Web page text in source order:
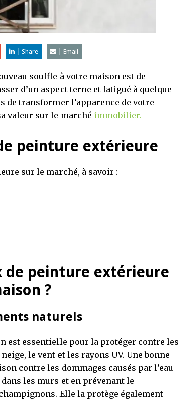
Share Email
souffle à votre maison est de
d’un aspect terne et fatigué à quelque
de transformer l’apparence de votre
valeur sur le marché immobilier.
peinture extérieure
sur le marché, à savoir :
de peinture extérieure
?
naturels
est essentielle pour la protéger contre les
le vent et les rayons UV. Une bonne
contre les dommages causés par l’eau
les murs et en prévenant le
Elle la protège également